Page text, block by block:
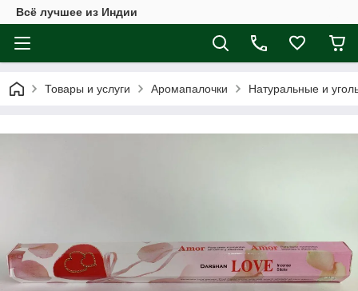
Всё лучшее из Индии
Товары и услуги Аромапалочки Натуральные и